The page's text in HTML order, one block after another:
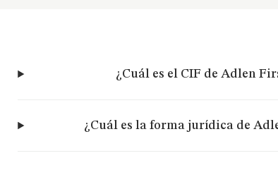
¿Cuál es el CIF de Adlen
¿Cuál es la forma jurídica de